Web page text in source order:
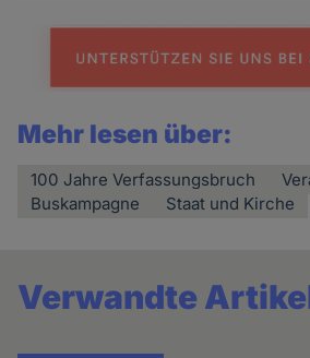
Mehr lesen über:
100 Jahre Verfassungsbruch
Buskampagne
Staat und Kirche
Verwandte